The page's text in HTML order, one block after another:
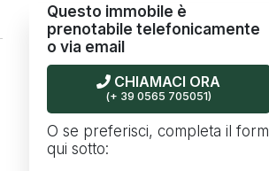
Questo immobile è
prenotabile telefonicamente
o via email
CHIAMACI ORA
(+ 39 0565 705051)
O se preferisci, completa il form
qui sotto: